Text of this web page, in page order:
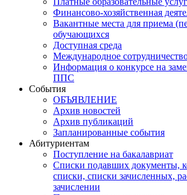
Финансово-хозяйственная
Вакантные места для приема
обучающихся
Доступная среда
Международное
Информация о конкурсе на
ППС
События
ОБЪЯВЛЕНИЕ
Архив новостей
Архив публикаций
Запланированные события
Абитуриентам
Поступление на бакалавриат
Списки подавших документы,
списки, списки зачисленных,
зачислении